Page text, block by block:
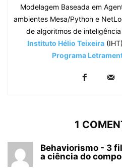
Modelagem Baseada em
ambientes Mesa/Python e
de algoritmos de
Instituto Hélio Teixeira
Programa
1
Behaviorismo - 3
a ciência do